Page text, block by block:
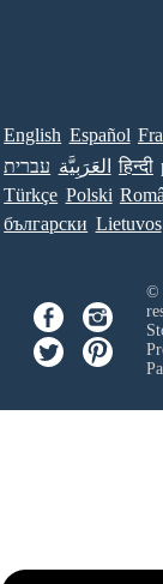
English Español
עברית العَرَبِيَّة हिन्दी
Türkçe Polski
български Lietuvos
©